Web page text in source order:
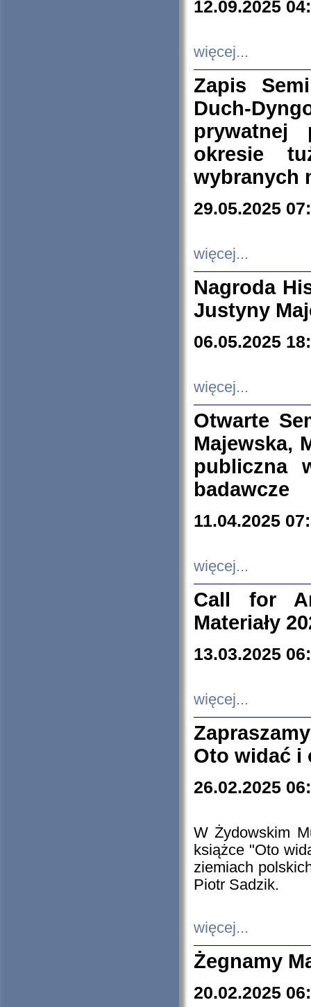
12.09.2025
więcej...
Zapis
Duch-
prywatnej
okresie
wybranych
29.05.2025
więcej...
Nagroda
Justyny
06.05.2025
więcej...
Otwarte
Majewska,
publiczna
badawcze
11.04.2025
więcej...
Call for
Materiały
13.03.2025
więcej...
Oto widać i
26.02.2025
W Żydowskim
książce "Oto
ziemiach
Piotr Sadzik.
więcej...
Żegnamy
20.02.2025